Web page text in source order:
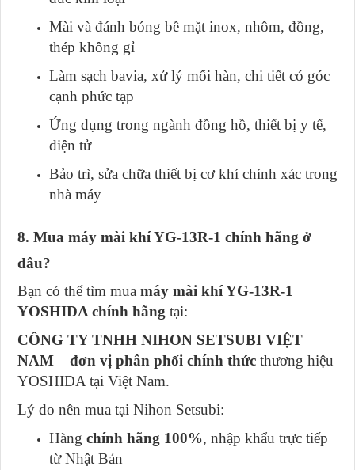
Mài và đánh bóng bề mặt inox, nhôm, đồng,
thép không gỉ
Làm sạch bavia, xử lý mối hàn, chi tiết có góc
cạnh phức tạp
Ứng dụng trong ngành đồng hồ, thiết bị y tế,
điện tử
Bảo trì, sửa chữa thiết bị cơ khí chính xác trong
nhà máy
8. Mua máy mài khí YG-13R-1 chính hãng ở
đâu?
Bạn có thể tìm mua máy mài khí YG-13R-1
YOSHIDA chính hãng tại:
CÔNG TY TNHH NIHON SETSUBI VIỆT
NAM– đơn vị phân phối chính thức thương hiệu
YOSHIDA tại Việt Nam.
Lý do nên mua tại Nihon Setsubi:
Hàng chính hãng 100%, nhập khẩu trực tiếp
từ Nhật Bản